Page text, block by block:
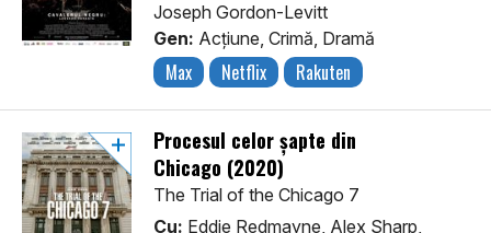
Joseph Gordon-Levitt
Gen: Acţiune, Crimă, Dramă
Max Netflix Rakuten
Procesul celor șapte din
Chicago (2020)
The Trial of the Chicago 7
Cu: Eddie Redmayne, Alex Sharp,